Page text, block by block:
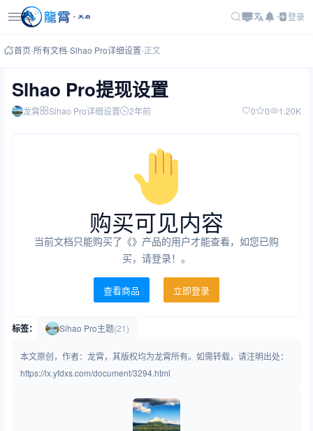
登录
首页-所有文档-Slhao Pro详细设置-正文
Slhao Pro提现设置
龙霄 Slhao Pro详细设置 2年前 0 0 1.20K
购买可见内容
当前文档只能购买了《》产品的用户才能查看，如您已购
买，请登录！。
查看商品 立即登录
标签： Slhao Pro主题(21)
本文原创，作者：龙霄，其版权均为龙霄所有。如需转载，请注明出处：
https://lx.yfdxs.com/document/3294.html